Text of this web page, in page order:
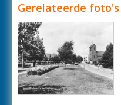
Gerelateerde foto's